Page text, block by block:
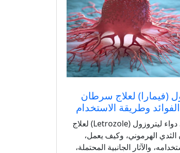
(فيمارا) لعلاج سرطان
وطريقة الاستخدام
تعرفي على دواء ليتروزول (Letrozole) لعلاج
الهرموني، وكيف يعمل،
والآثار الجانبية المحتملة،